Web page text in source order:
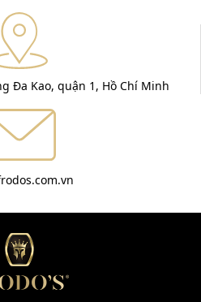
Đa Kao, quận 1, Hồ Chí Minh